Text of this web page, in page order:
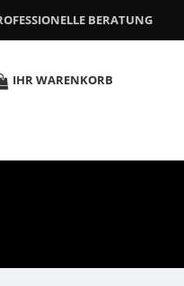
BERATUNG
IHR WARENKORB